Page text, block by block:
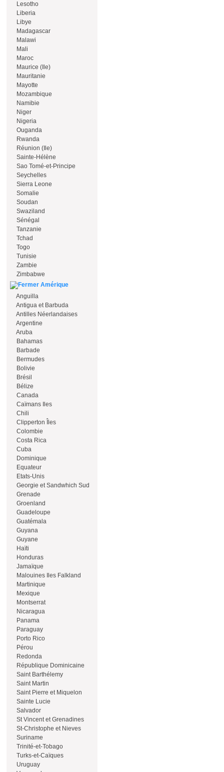
Lesotho
Liberia
Libye
Madagascar
Malawi
Mali
Maroc
Maurice (Ile)
Mauritanie
Mayotte
Mozambique
Namibie
Niger
Nigeria
Ouganda
Rwanda
Réunion (Ile)
Sainte-Hélène
Sao Tomé-et-Principe
Seychelles
Sierra Leone
Somalie
Soudan
Swaziland
Sénégal
Tanzanie
Tchad
Togo
Tunisie
Zambie
Zimbabwe
Amérique
Anguilla
Antigua et Barbuda
Antilles Néerlandaises
Argentine
Aruba
Bahamas
Barbade
Bermudes
Bolivie
Brésil
Bélize
Canada
Caïmans Iles
Chili
Clipperton Îles
Colombie
Costa Rica
Cuba
Dominique
Equateur
Etats-Unis
Georgie et Sandwhich Sud
Grenade
Groenland
Guadeloupe
Guatémala
Guyana
Guyane
Haïti
Honduras
Jamaïque
Malouines Iles Falkland
Martinique
Mexique
Montserrat
Nicaragua
Panama
Paraguay
Porto Rico
Pérou
Redonda
République Dominicaine
Saint Barthélemy
Saint Martin
Saint Pierre et Miquelon
Sainte Lucie
Salvador
St Vincent et Grenadines
St-Christophe et Nieves
Suriname
Trinité-et-Tobago
Turks-et-Caïques
Uruguay